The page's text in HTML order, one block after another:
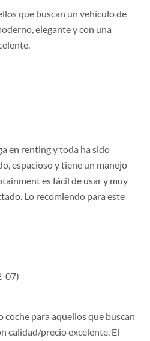
que buscan un vehículo de
elegante y con una
en renting y toda ha sido
espacioso y tiene un manejo
es fácil de usar y muy
Lo recomiendo para este
07)
coche para aquellos que buscan
calidad/precio excelente. El